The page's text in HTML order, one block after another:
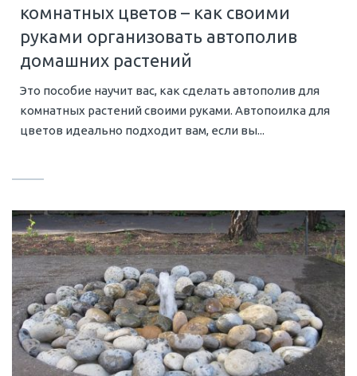
комнатных цветов – как своими
руками организовать автополив
домашних растений
Это пособие научит вас, как сделать автополив для
комнатных растений своими руками. Автопоилка для
цветов идеально подходит вам, если вы...